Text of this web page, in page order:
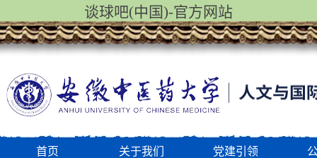
谈球吧(中国)-官方网站
首页 关于我们 党建引领